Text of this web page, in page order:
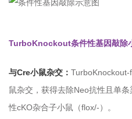
TurboKnockout条件性基因敲除
与Cre小鼠杂交：
鼠杂交，获得去除Neo抗性且单
性cKO杂合子小鼠（flox/-）。